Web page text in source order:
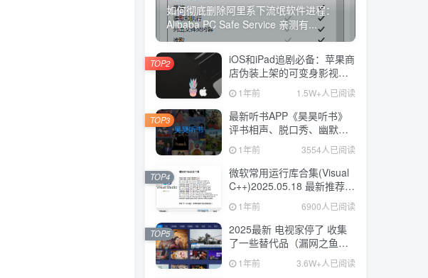
如何彻底删除阿里系下流氓软件进程：
Alibaba PC Safe Service 亲测有...
iOS和iPad追剧必备：苹果商
店伪装上架的可变身影视
APP（持续更新）
1年前 1.5W+人已阅读
TOP2
最新听书APP《昊昊听书》
评书相声、脱口秀、幽默笑
话 已解锁会员 去广告版
1年前 3554人已阅读
TOP3
微软常用运行库合集(Visual
C++)2025.05.18 最新推荐版
1年前 6900人已阅读
TOP4
2025最新 电视家停了 收集
了一些替代品（漏网之鱼）
肉测好用 持续更新202505
1年前 3.6W+人已阅读
TOP5